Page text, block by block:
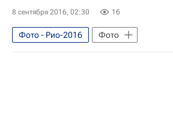
8 сентября 2016, 02:30 16
Фото - Рио-2016
Фото
Паралимпизм
Рио-2016